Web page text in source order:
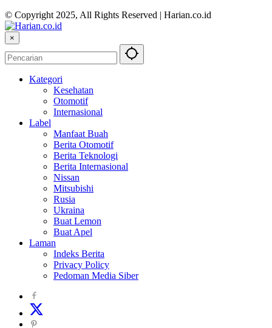
© Copyright 2025, All Rights Reserved | Harian.co.id
×
Kategori
Kesehatan
Otomotif
Internasional
Label
Manfaat Buah
Berita Otomotif
Berita Teknologi
Berita Internasional
Nissan
Mitsubishi
Rusia
Ukraina
Buat Lemon
Buat Apel
Laman
Indeks Berita
Privacy Policy
Pedoman Media Siber